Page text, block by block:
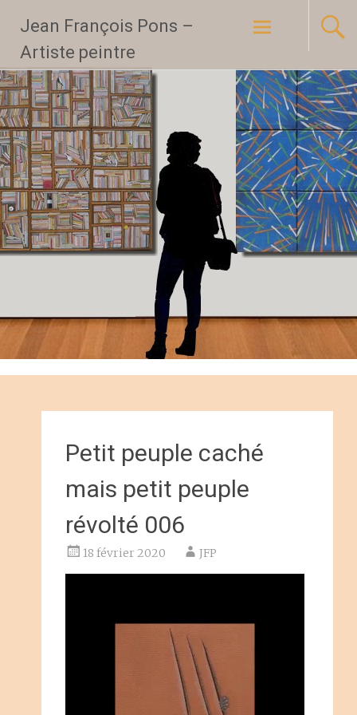
Jean François Pons –
Artiste peintre
Aller
au
principal
Petit peuple caché
mais petit peuple
révolté 006
18 février 2020 JFP